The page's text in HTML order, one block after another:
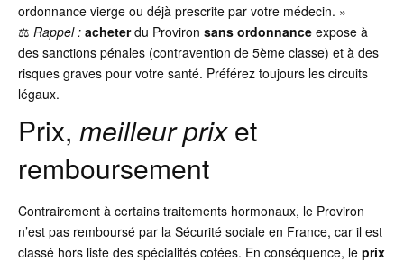
ordonnance vierge ou déjà prescrite par votre médecin. »
⚖️ Rappel : acheterdu Proviron sans ordonnance expose à
des sanctions pénales (contravention de 5ème classe) et à des
risques graves pour votre santé. Préférez toujours les circuits
légaux.
Prix, meilleur prixet
remboursement
Contrairement à certains traitements hormonaux, le Proviron
n’est pas remboursé par la Sécurité sociale en France, car il est
classé hors liste des spécialités cotées. En conséquence, le prix